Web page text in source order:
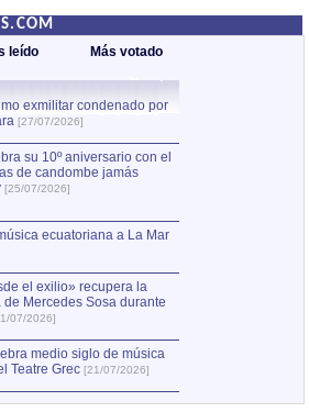
leído Más votado
exmilitar condenado por
[27/07/2026]
su 10º aniversario con el
de candombe jamás
[25/07/2026]
ecuatoriana a La Mar
el exilio» recupera la
Mercedes Sosa durante
07/2026]
medio siglo de música
Teatre Grec [21/07/2026]